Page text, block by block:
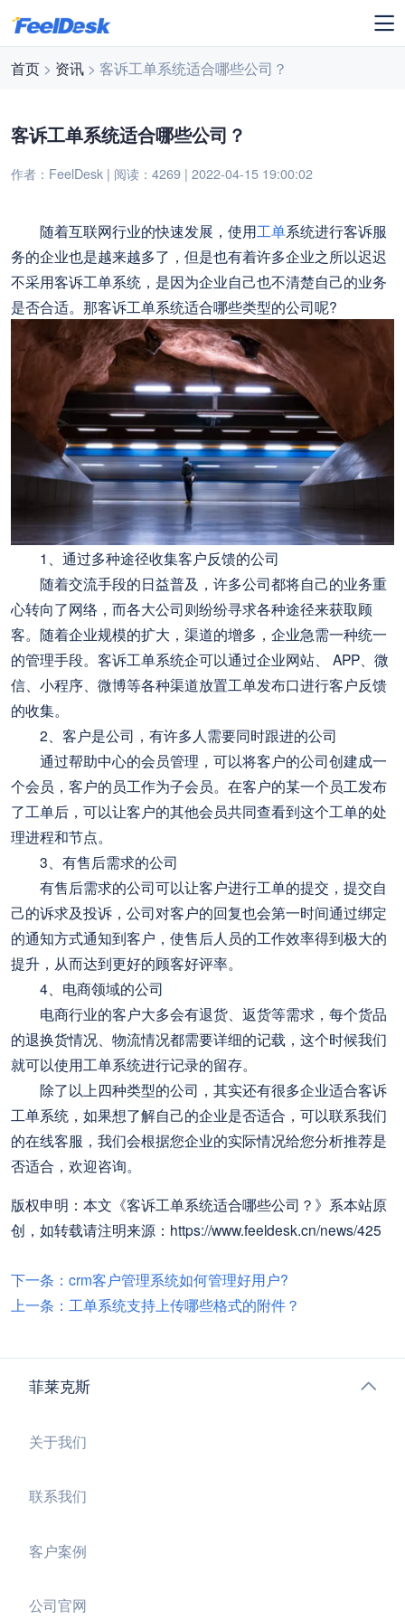
首页 > 资讯 > 客诉工单系统适合哪些公司？
客诉工单系统适合哪些公司？
作者：FeelDesk | 阅读：4269 | 2022-04-15 19:00:02
随着互联网行业的快速发展，使用工单系统进行客诉服
务的企业也是越来越多了，但是也有着许多企业之所以迟迟
不采用客诉工单系统，是因为企业自己也不清楚自己的业务
是否合适。那客诉工单系统适合哪些类型的公司呢?
1、通过多种途径收集客户反馈的公司
随着交流手段的日益普及，许多公司都将自己的业务重
心转向了网络，而各大公司则纷纷寻求各种途径来获取顾
客。随着企业规模的扩大，渠道的增多，企业急需一种统一
的管理手段。客诉工单系统企可以通过企业网站、 APP、微
信、小程序、微博等各种渠道放置工单发布口进行客户反馈
的收集。
2、客户是公司，有许多人需要同时跟进的公司
通过帮助中心的会员管理，可以将客户的公司创建成一
个会员，客户的员工作为子会员。在客户的某一个员工发布
了工单后，可以让客户的其他会员共同查看到这个工单的处
理进程和节点。
3、有售后需求的公司
有售后需求的公司可以让客户进行工单的提交，提交自
己的诉求及投诉，公司对客户的回复也会第一时间通过绑定
的通知方式通知到客户，使售后人员的工作效率得到极大的
提升，从而达到更好的顾客好评率。
4、电商领域的公司
电商行业的客户大多会有退货、返货等需求，每个货品
的退换货情况、物流情况都需要详细的记载，这个时候我们
就可以使用工单系统进行记录的留存。
除了以上四种类型的公司，其实还有很多企业适合客诉
工单系统，如果想了解自己的企业是否适合，可以联系我们
的在线客服，我们会根据您企业的实际情况给您分析推荐是
否适合，欢迎咨询。
版权申明：本文《客诉工单系统适合哪些公司？》系本站原
创，如转载请注明来源：https://www.feeldesk.cn/news/425
下一条：crm客户管理系统如何管理好用户?
上一条：工单系统支持上传哪些格式的附件？
菲莱克斯
关于我们
联系我们
客户案例
公司官网